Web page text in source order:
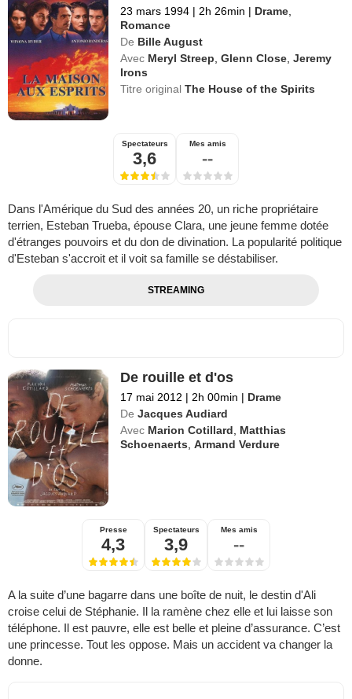
23 mars 1994 | 2h 26min | Drame
Romance
De Bille August
Avec Meryl Streep ,Glenn Close ,Jeremy
Irons
Titre originalThe House of the Spirits
Spectateurs
3,6
Mes amis
--
Dans l'Amérique du Sud des années 20, un riche propriétaire
terrien, Esteban Trueba, épouse Clara, une jeune femme dotée
d'étranges pouvoirs et du don de divination. La popularité politique
d'Esteban s'accroit et il voit sa famille se déstabiliser.
STREAMING
De rouille et d'os
17 mai 2012 | 2h 00min | Drame
De Jacques Audiard
Avec Marion Cotillard
Matthias
Schoenaerts ,Armand Verdure
Presse
4,3
Spectateurs
3,9
Mes amis
--
A la suite d’une bagarre dans une boîte de nuit, le destin d'Ali
croise celui de Stéphanie. Il la ramène chez elle et lui laisse son
téléphone. Il est pauvre, elle est belle et pleine d’assurance. C’est
une princesse. Tout les oppose. Mais un accident va changer la
donne.